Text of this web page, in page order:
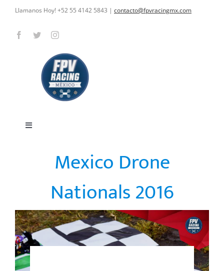
Skip
content
Llamanos Hoy! +52 55 4142 5843 | contacto@fpvracingmx.com
Toggle
CARRERAS
CURSOS
NOTICIAS
Mexico Drone
Nationals 2016